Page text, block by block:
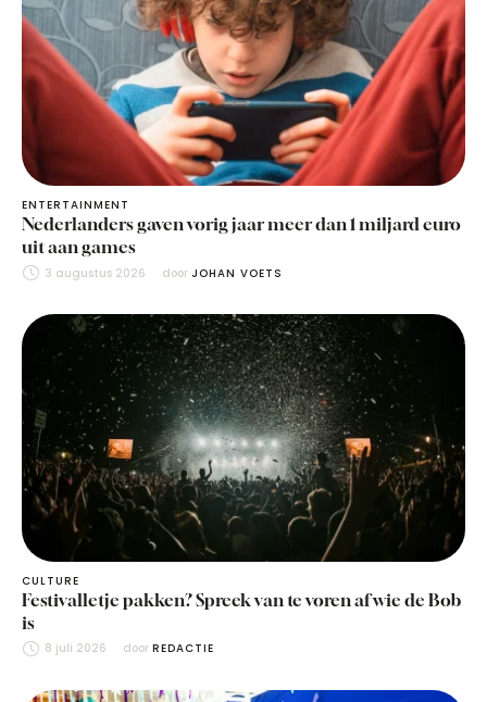
ENTERTAINMENT
Nederlanders gaven vorig jaar meer dan 1 miljard euro
uit aan games
3 augustus 2026 door JOHAN VOETS
CULTURE
Festivalletje pakken? Spreek van te voren af wie de Bob
is
8 juli 2026 door REDACTIE